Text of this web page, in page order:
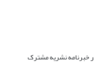
خبرنامه نشریه مشترک